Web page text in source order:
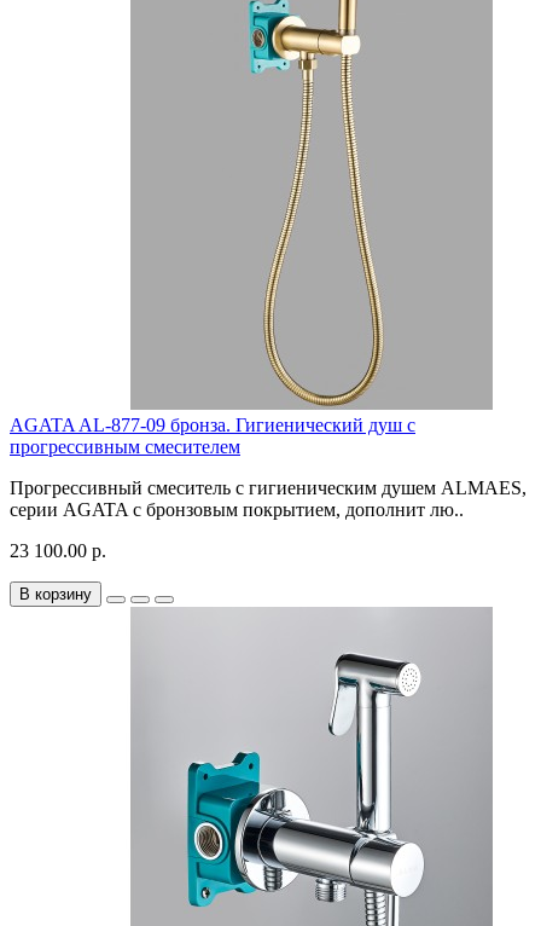
AGATA AL-877-09 бронза. Гигиенический душ с
прогрессивным смесителем
Прогрессивный смеситель с гигиеническим душем ALMAES,
серии AGATA с бронзовым покрытием, дополнит лю..
23 100.00 р.
В корзину